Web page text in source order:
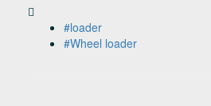
#loader
#Wheel loader